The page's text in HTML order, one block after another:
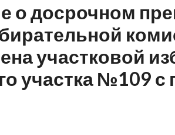
о досрочном
участковой
участка №109